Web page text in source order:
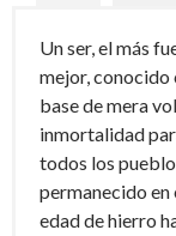
Un ser, el más
mejor, conocido
base de mera
inmortalidad
todos los
permanecido en
edad de hierro